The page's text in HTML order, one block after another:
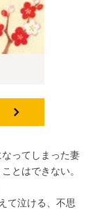
ってしまった妻
とはできない。
て泣ける、不思